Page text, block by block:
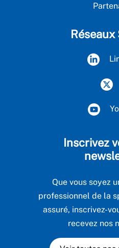
Réseaux
Inscrivez
Que vous soyez
professionnel de la
assuré, inscrivez-
recevez nos